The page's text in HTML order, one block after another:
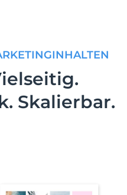
Skalierbar.